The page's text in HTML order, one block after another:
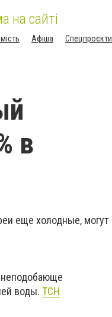
на сайті
Афіша Спецпроєкти
в
еще холодные, могут
неподобающе
воды. ТСН